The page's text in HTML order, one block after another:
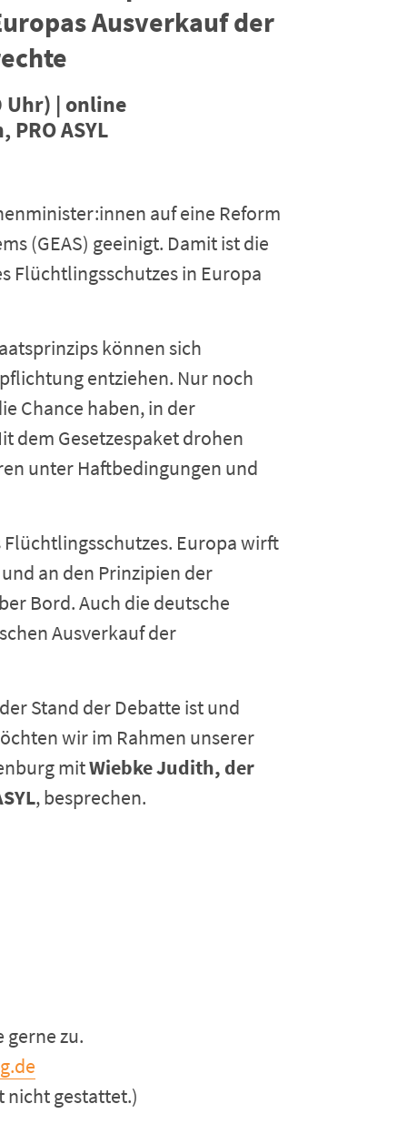
Ausverkauf der
Uhr) | online
ASYL
auf eine Reform
(GEAS) geeinigt. Damit ist die
Flüchtlingsschutzes in Europa
können sich
entziehen. Nur noch
Chance haben, in der
dem Gesetzespaket drohen
unter Haftbedingungen und
Europa wirft
an den Prinzipien der
Bord. Auch die deutsche
Ausverkauf der
Stand der Debatte ist und
wir im Rahmen unserer
mitWiebke Judith, der
, besprechen.
gerne zu.
nicht gestattet.)